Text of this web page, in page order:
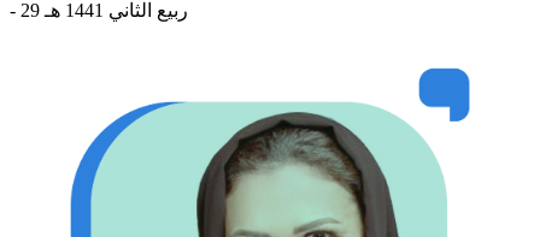
- 29 ربيع الثاني 1441 هـ